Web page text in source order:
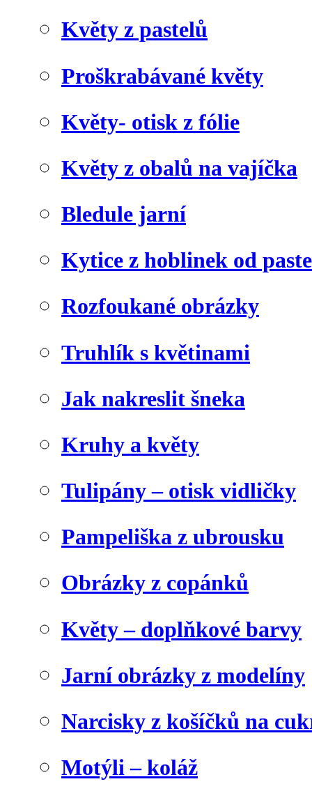
Květy z pastelů
Proškrabávané květy
Květy- otisk z fólie
Květy z obalů na vajíčka
Bledule jarní
Kytice z hoblinek od
Rozfoukané obrázky
Truhlík s květinami
Jak nakreslit šneka
Kruhy a květy
Tulipány – otisk vidličky
Pampeliška z ubrousku
Obrázky z copánků
Květy – doplňkové barvy
Jarní obrázky z modelíny
Narcisky z košíčků na
Motýli – koláž